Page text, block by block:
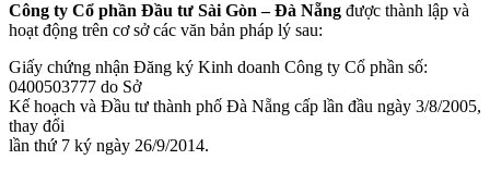
Công ty Cổ phần Đầu tư Sài Gòn – Đà Nẵng được thành lập và
hoạt động trên cơ sở các văn bản pháp lý sau:
Giấy chứng nhận Đăng ký Kinh doanh Công ty Cổ phần số:
0400503777 do Sở
Kế hoạch và Đầu tư thành phố Đà Nẵng cấp lần đầu ngày 3/8/2005,
thay đổi
lần thứ 7 ký ngày 26/9/2014.